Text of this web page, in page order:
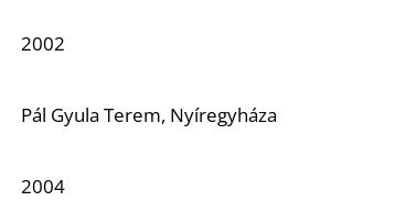
2002
Pál Gyula Terem, Nyíregyháza
2004